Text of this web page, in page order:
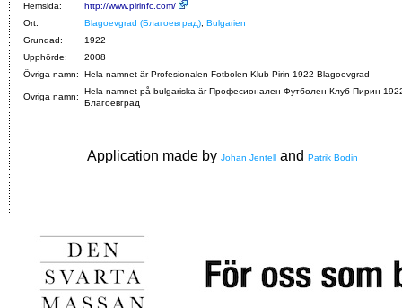
Hemsida:
http://www.pirinfc.com/
Ort:
Blagoevgrad (Благоевград), Bulgarien
Grundad:
1922
Upphörde:
2008
Övriga namn:
Hela namnet är Profesionalen Fotbolen Klub Pirin 1922 Blagoevgrad
Övriga namn:
Hela namnet på bulgariska är Професионален Футболен Клуб Пирин
Благоевград
Application made by Johan Jentell and Patrik Bodin